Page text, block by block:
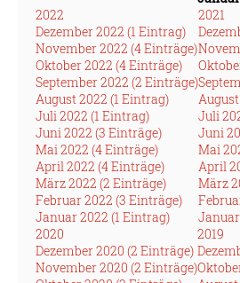
2022
Dezember 2022 (1 Eintrag)
November 2022 (4 Einträge)
Oktober 2022 (4 Einträge)
September 2022 (2 Einträge)
August 2022 (1 Eintrag)
Juli 2022 (1 Eintrag)
Juni 2022 (3 Einträge)
Mai 2022 (4 Einträge)
April 2022 (4 Einträge)
März 2022 (2 Einträge)
Februar 2022 (3 Einträge)
Januar 2022 (1 Eintrag)
2021
Juli
Juni
Mai
April
März
2020
Dezember 2020 (2 Einträge)
November 2020 (2 Einträge)
2019